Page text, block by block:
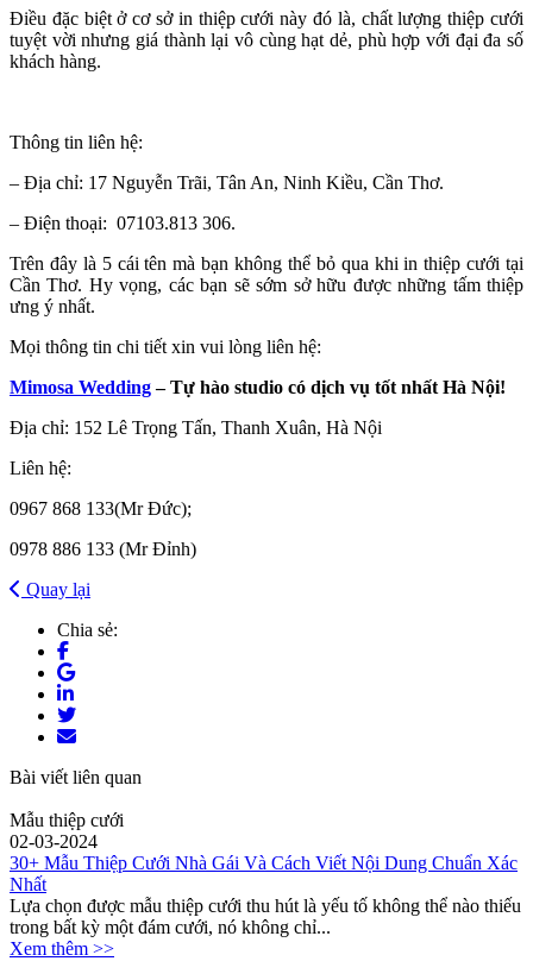
Điều đặc biệt ở cơ sở in thiệp cưới này đó là, chất lượng thiệp cưới
tuyệt vời nhưng giá thành lại vô cùng hạt dẻ, phù hợp với đại đa số
khách hàng.
Thông tin liên hệ:
– Địa chỉ: 17 Nguyễn Trãi, Tân An, Ninh Kiều, Cần Thơ.
– Điện thoại: 07103.813 306.
Trên đây là 5 cái tên mà bạn không thể bỏ qua khi in thiệp cưới tại
Cần Thơ. Hy vọng, các bạn sẽ sớm sở hữu được những tấm thiệp
ưng ý nhất.
Mọi thông tin chi tiết xin vui lòng liên hệ:
Mimosa Wedding– Tự hào studio có dịch vụ tốt nhất Hà Nội!
Địa chỉ: 152 Lê Trọng Tấn, Thanh Xuân, Hà Nội
Liên hệ:
0967 868 133(Mr Đức);
0978 886 133 (Mr Đỉnh)
Quay lại
Chia sẻ:
Bài viết liên quan
Mẫu thiệp cưới
02-03-2024
30+ Mẫu Thiệp Cưới Nhà Gái Và Cách Viết Nội Dung Chuẩn Xác
Nhất
Lựa chọn được mẫu thiệp cưới thu hút là yếu tố không thể nào thiếu
trong bất kỳ một đám cưới, nó không chỉ...
Xem thêm >>